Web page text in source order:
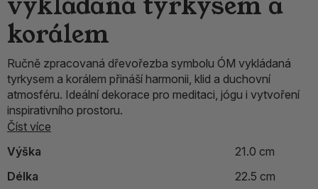
korálem
Ručně zpracovaná dřevořezba symbolu ÓM vykládaná
tyrkysem a korálem přináší harmonii, klid a duchovní
atmosféru. Ideální dekorace pro meditaci, jógu i vytvoření
inspirativního prostoru.
Číst více
Výška
21.0 cm
Délka
22.5 cm